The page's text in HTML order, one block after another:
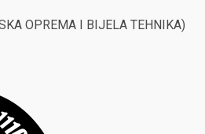
OPREMA I BIJELA TEHNIKA)